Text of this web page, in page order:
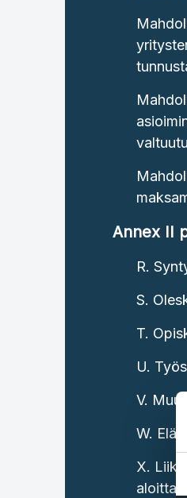
Annex II
R.
S.
T.
U.
V.
W.
X.